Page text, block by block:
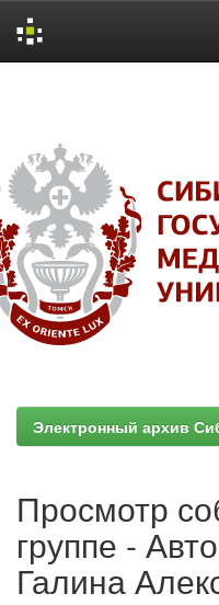
Электронный архив
Просмотр
группе -
Галина